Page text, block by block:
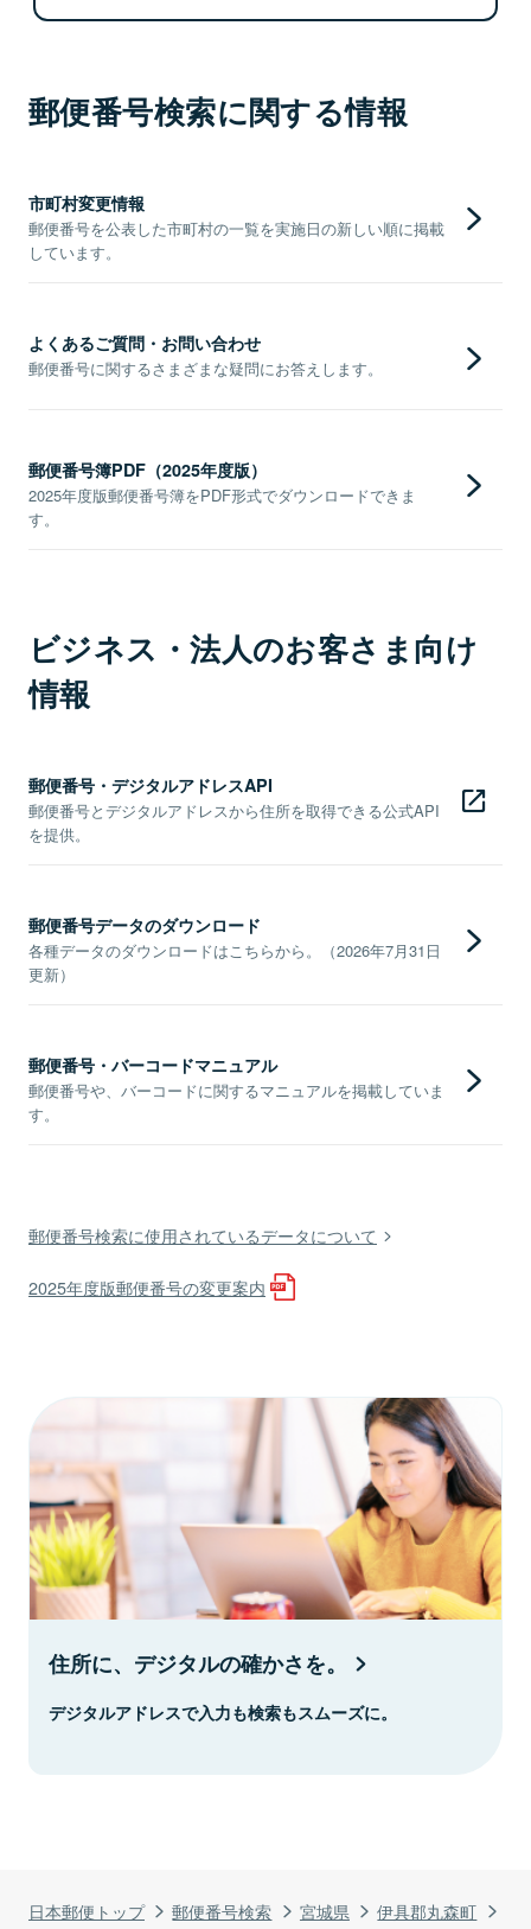
日本郵便トップ 郵便番号検索 宮城県
伊具郡丸森町
郵便番号検索に関する情報
市町村変更情報
郵便番号を公表した市町村の一覧を実施日の新しい順に掲載
しています。
よくあるご質問・お問い合わせ
郵便番号に関するさまざまな疑問にお答えします。
郵便番号簿PDF（2025年度版）
2025年度版郵便番号簿をPDF形式でダウンロードできま
す。
ビジネス・法人のお客さま向け
情報
郵便番号・デジタルアドレスAPI
郵便番号とデジタルアドレスから住所を取得できる公式API
を提供。
郵便番号データのダウンロード
各種データのダウンロードはこちらから。（2026年7月31日
更新）
郵便番号・バーコードマニュアル
郵便番号や、バーコードに関するマニュアルを掲載していま
す。
郵便番号検索に使用されているデータについて
2025年度版郵便番号の変更案内
住所に、デジタルの確かさを。
デジタルアドレスで入力も検索もスムーズに。